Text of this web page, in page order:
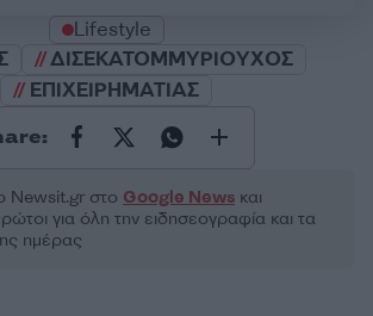
Lifestyle
ΔΙΣΕΚΑΤΟΜΜΥΡΙΟΥΧΟΣ
ΕΠΙΧΕΙΡΗΜΑΤΙΑΣ
Νewsit.gr στο Google News και
για όλη την ειδησεογραφία και τα
ημέρας